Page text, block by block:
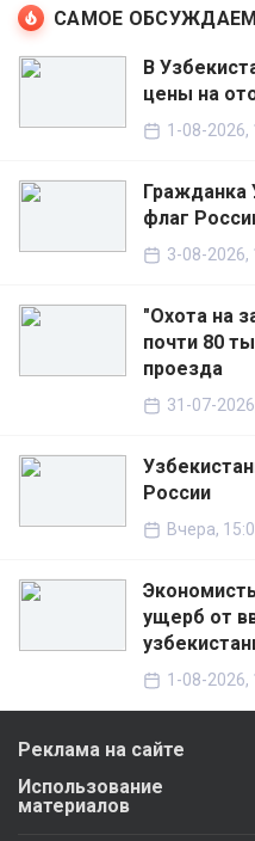
САМОЕ
В
цены на
1-08-2026,
Гражданка
флаг
3-08-2026,
"Охота на
почти 80
проезда
31-07-
России
Вчера,
ущерб от
1-08-2026,
Реклама на сайте
Использование
материалов